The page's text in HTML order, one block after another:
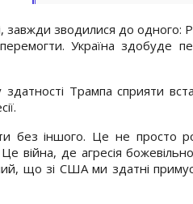
завжди зводилися до одного:
Україна здобуде
Трампа сприяти
без іншого. Це не просто
війна, де агресія
що зі США ми здатні